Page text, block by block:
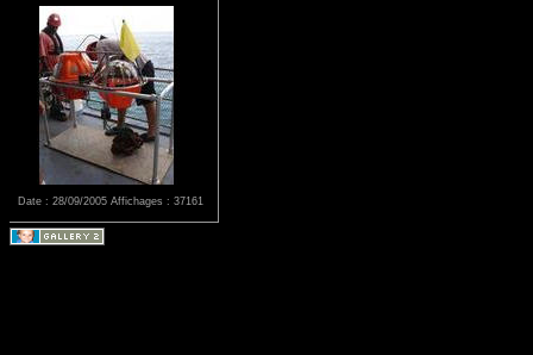
Date : 28/09/2005 Affichages : 37161